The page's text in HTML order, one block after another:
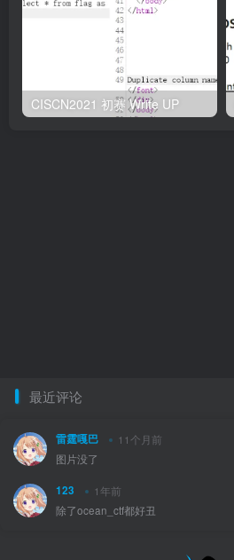
CISCN2021 初赛 Write UP
最近评论
雷霆嘎巴 11个月前
图片没了
123 1年前
除了ocean_ctf都好丑